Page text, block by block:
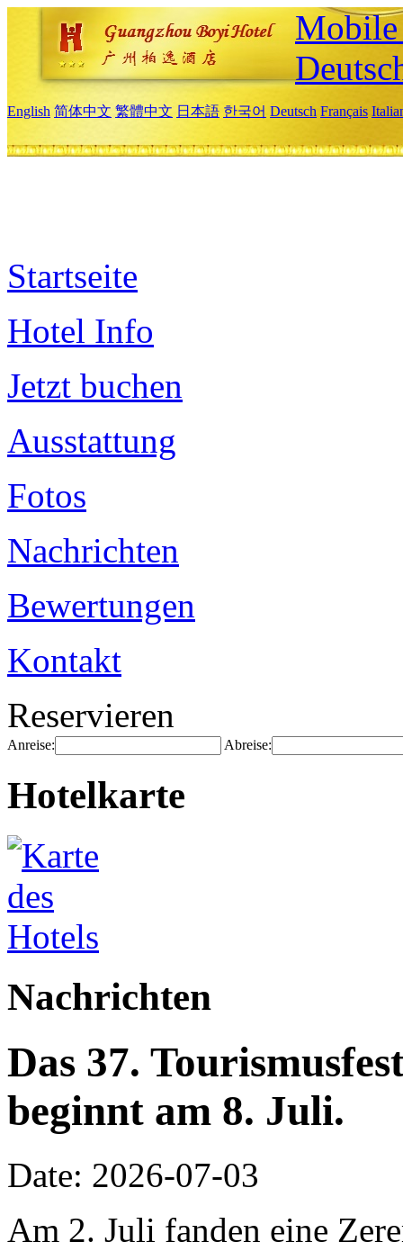
English 简体中文 繁體中文 日本語 한국어 Deutsch Français
Startseite
Hotel Info
Jetzt buchen
Ausstattung
Fotos
Nachrichten
Bewertungen
Kontakt
Reservieren
Anreise: Abreise:
Hotelkarte
Nachrichten
Das 37.
beginnt am 8. Juli.
Date: 2026-07-03
Am 2. Juli fanden eine